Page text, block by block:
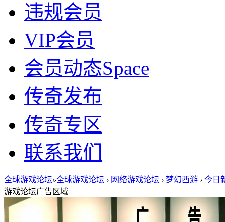
违规会员
VIP会员
会员动态Space
传奇发布
传奇专区
联系我们
全球游戏论坛»全球游戏论坛 › 网络游戏论坛 › 梦幻西游 › 今日
游戏论坛广告区域